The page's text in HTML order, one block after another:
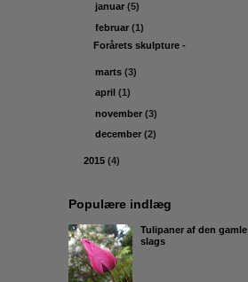
januar(5)
▼februar(1)
Forårets skulpture -
►marts(3)
►april(1)
►november(3)
►december(2)
2015 (4)
Populære indlæg
Tulipaner af den gamle
slags